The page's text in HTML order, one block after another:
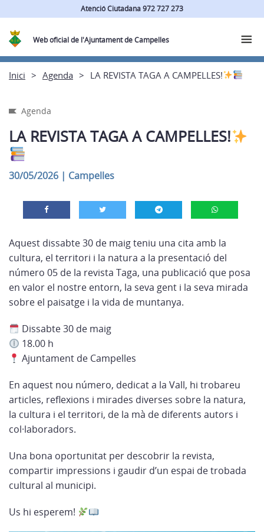
Atenció Ciutadana 972 727 273
Web oficial de l'Ajuntament de Campelles
Inici Agenda LA REVISTA TAGA A CAMPELLES!
Agenda
LA REVISTA TAGA A CAMPELLES!
30/05/2026 | Campelles
Aquest dissabte 30 de maig teniu una cita amb la
cultura, el territori i la natura a la presentació del
número 05 de la revista Taga, una publicació que posa
en valor el nostre entorn, la seva gent i la seva mirada
sobre el paisatge i la vida de muntanya.
Dissabte 30 de maig
18.00 h
Ajuntament de Campelles
En aquest nou número, dedicat a la Vall, hi trobareu
articles, reflexions i mirades diverses sobre la natura,
la cultura i el territori, de la mà de diferents autors i
col·laboradors.
Una bona oportunitat per descobrir la revista,
compartir impressions i gaudir d’un espai de trobada
cultural al municipi.
Us hi esperem!